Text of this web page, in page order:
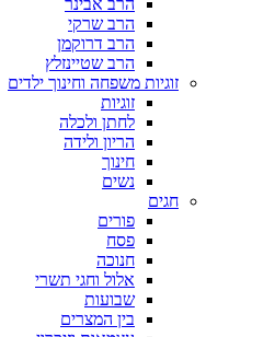
הרב אבינר
הרב שרקי
הרב דרוקמן
הרב שטיינזלץ
זוגיות משפחה וחינוך ילדים
זוגיות
לחתן ולכלה
הריון ולידה
חינוך
נשים
חגים
פורים
פסח
חנוכה
אלול וחגי תשרי
שבועות
בין המצרים